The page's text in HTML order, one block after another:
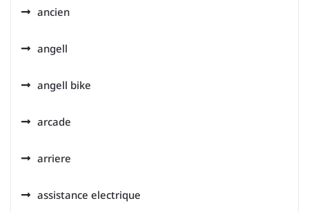
ancien
angell
angell bike
arcade
arriere
assistance electrique